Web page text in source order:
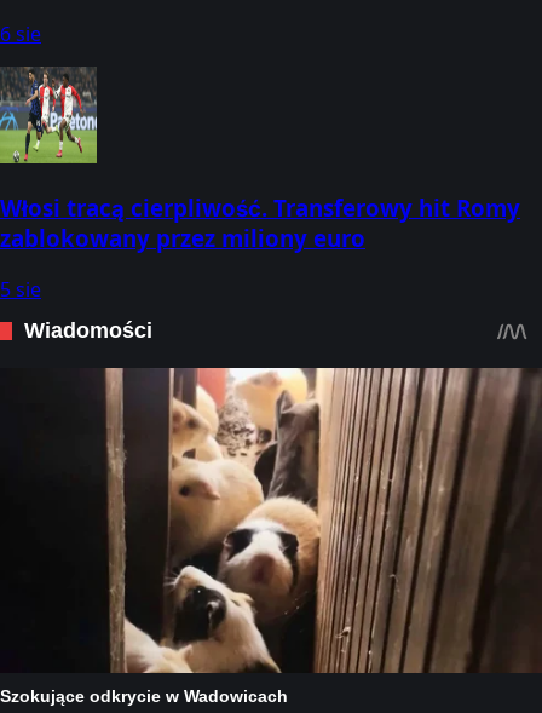
6 sie
Włosi tracą cierpliwość. Transferowy hit Romy
zablokowany przez miliony euro
5 sie